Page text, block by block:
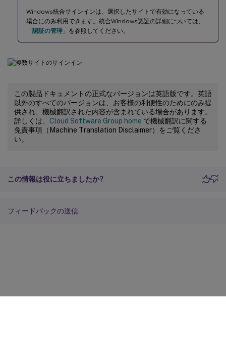
Windows統合サインインは、選択したサイトで有効になっている
場合にのみ利用できます。統合Windows認証の詳細については、
「認証の管理 」を参照してください。
この製品ドキュメントの正式なバージョンは英語版です。英語
以外のすべてのバージョンは、お客様の利便性のためにのみ提
供され、機械翻訳された内容が含まれている場合があります。
詳しくは、 Cloud Software Group home で機械翻訳に関する
免責事項（Machine Translation Disclaimer）をご覧くださ
い。
この情報は役に立ちましたか?
フィードバックの送信